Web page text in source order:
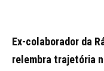
Ex-colaborador da
relembra trajetória